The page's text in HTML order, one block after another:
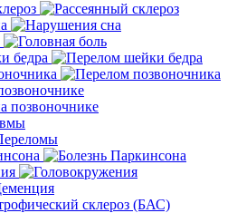
бедра
склероз (БАС)